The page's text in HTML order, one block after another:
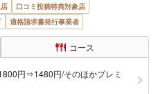
口コミ投稿特典対象店
適格請求書発行事業者
コース
円⇒1480円/そのほかプレミ